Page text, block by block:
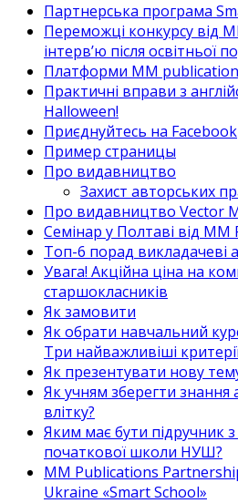
Партнерська програма
Переможці конкурсу від
інтерв’ю після освітньої
Платформи MM
Практичні вправи з
Halloween!
Приєднуйтесь на Facebook
Пример страницы
Про видавництво
Захист авторських
Про видавництво Vector
Семінар у Полтаві від
Топ-6 порад викладачеві
Увага! Акційна ціна на
старшокласників
Як замовити
Як обрати навчальний
Три найважливіші
Як презентувати нову
Як учням зберегти знання
влітку?
Яким має бути підручник з
початкової школи НУШ?
MM Publications
Ukraine «Smart School»